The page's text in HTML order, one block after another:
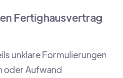
Fertighausvertrag
unklare Formulierungen
oder Aufwand